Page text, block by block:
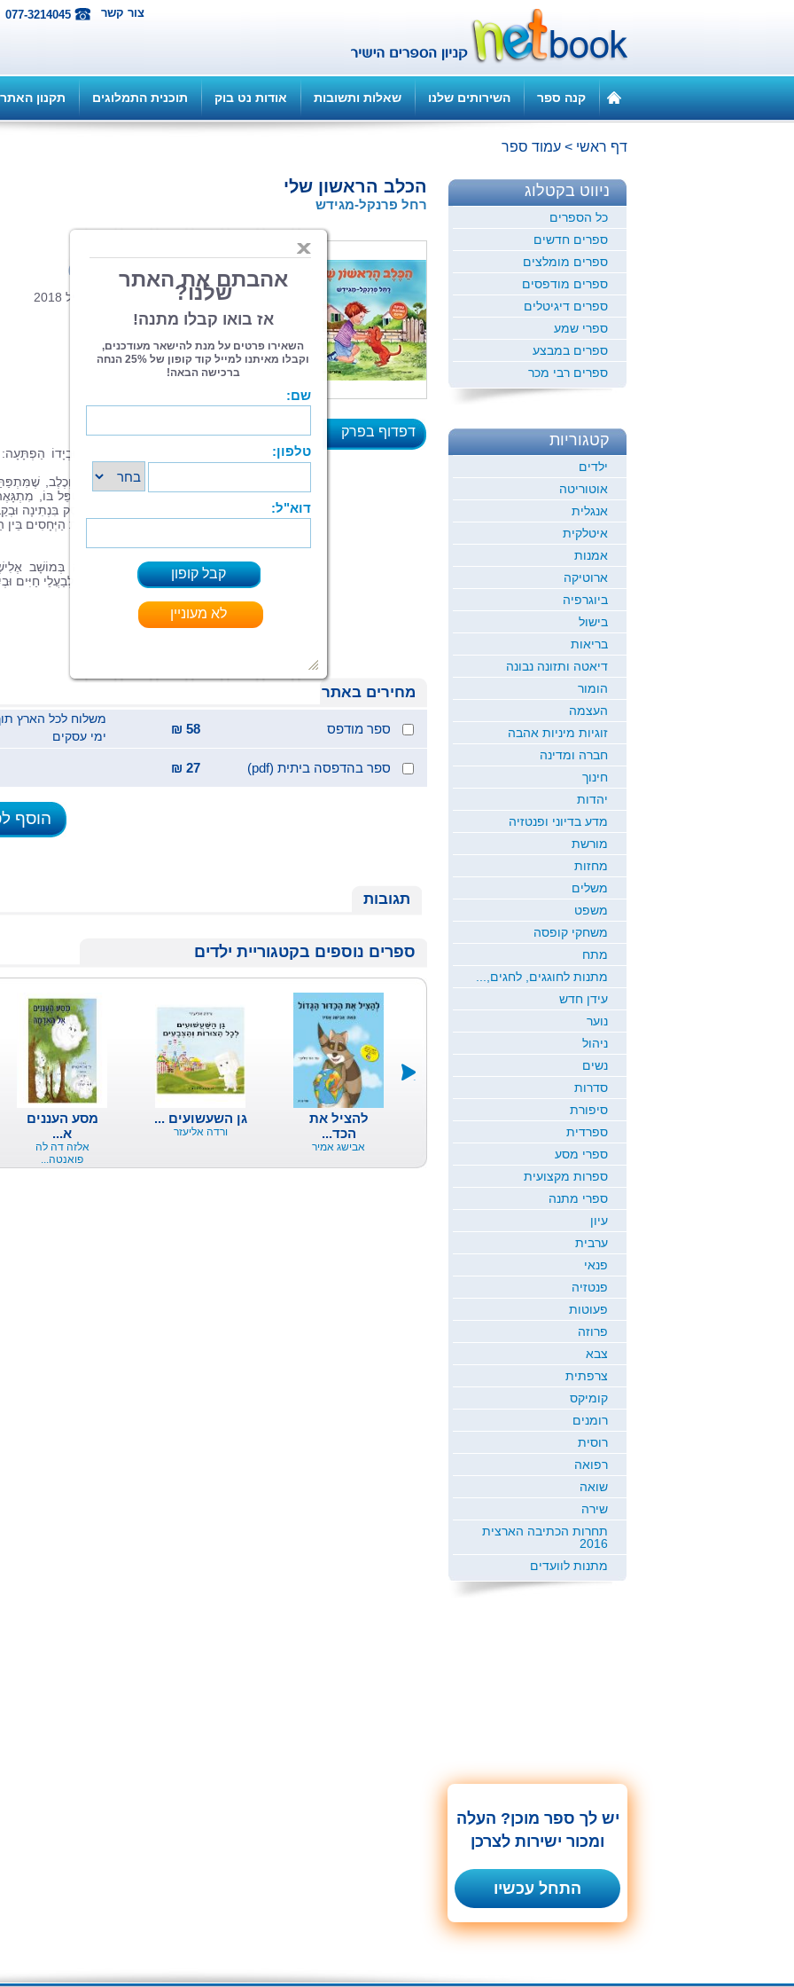
077-3214045 צור קשר
קנה ספר השירותים שלנו שאלות ותשובות אודות נט בוק תוכנית התמלוגים תקנון האתר
דף ראשי > עמוד ספר
הכלב הראשון שלי
רחל פרנקל-מגידש
דפדוף בפרק
כְּשֶׁאַבָּא שָׁב יוֹם אֶחָד מִן הָעֲבוֹדָה
אֵלַי פָּנָה, חִיֵּךְ וְאָמַר: "שָׁלוֹם אִיתַי שֶׁלִּי,
יֵשׁ לִי הַפְתָּעָה".
הָיִיתִי סַקְרָן וְנִסִּיתִי לְנַחֵשׁ מָה.
מִתּוֹךְ תִּיק גָּדוֹל בִּצְבֵּץ לוֹ כְּלַבְלָב,
יוֹם אֶחָד הִגִּיעַ אַבָּא שֶׁל אִיתַי הַבַּיְתָה וּבְיָדוֹ הַפְתָּעָה:
כְּלָבִים קָטָן.
זֶהוּ סִפּוּר קָטָן וְקָסוּם עַל חֲבֵרוּת בֵּין יֶלֶד וְכֶלֶב,
לִכְדֵי קֶשֶׁר עָמֹק וְנוֹגֵעַ לַלֵּב. אִיתַי לוֹמֵד לְטַפֵּל בּוֹ,
בִּפְנֵי חֲבֵרָיו וּמְגַלֶּה חֶמְלָה מַהִי. הַסִּפּוּר עוֹסֵק בִּנְתִינָה
וְאַף בַּתְּגוּבָה שֶׁל הַסְּבִיבָה לַכְּלַבְלַב. מַעֲרֶכֶת הַיְּחָסִים בֵּין
רָחֵל פְרֶנְקֶל-מֵגִידֶשׁ, יְלִידַת הָאָרֶץ, גָּדְלָה בְּמוֹשָׁב
שֶׁבַּשָּׁרוֹן וּמִשָּׁם שָׁאֲבָה אֶת אָהֲבָתָהּ לַטֶּבַע, לְבַעֲלֵי חַיִּים
מחירים באתר
ספר מודפס 58 ₪ ימי עסקים
ספר בהדפסה ביתית (pdf) 27 ₪
הוסף
תגובות
ספרים נוספים בקטגוריית ילדים
מסע העננים
א...
אלזה דה לה
פואנטה...
גן השעשועים ...
ורדה אליעזר
להציל את
הכד...
אבישג אמיר
שמיכת הקסם
רמי ארז
ירח זורח
חדוה גבריאל
ניווט בקטלוג
כל הספרים
ספרים חדשים
ספרים מומלצים
ספרים מודפסים
ספרים דיגיטלים
ספרי שמע
ספרים במבצע
ספרים רבי מכר
קטגוריות
ילדים
אוטוריטה
אנגלית
איטלקית
אמנות
ארוטיקה
ביוגרפיה
בישול
בריאות
דיאטה ותזונה נבונה
הומור
העצמה
זוגיות מיניות אהבה
חברה ומדינה
חינוך
יהדות
מדע בדיוני ופנטזיה
מורשת
מחזות
משלים
משפט
משחקי קופסה
מתח
מתנות לחוגגים, לחגים,...
עידן חדש
נוער
ניהול
נשים
סדרות
סיפורת
ספרדית
ספרי מסע
ספרות מקצועית
ספרי מתנה
עיון
ערבית
פנאי
פנטזיה
פעוטות
פרוזה
צבא
צרפתית
קומיקס
רומנים
רוסית
רפואה
שואה
שירה
תחרות הכתיבה הארצית
2016
מתנות לוועדים
יש לך ספר מוכן? העלה
ומכור ישירות לצרכן
התחל עכשיו